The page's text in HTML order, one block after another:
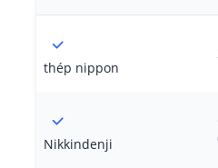
thép nippon
Nikkindenji